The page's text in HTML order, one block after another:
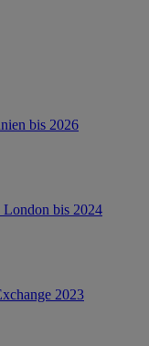
bis 2026
London bis 2024
2023